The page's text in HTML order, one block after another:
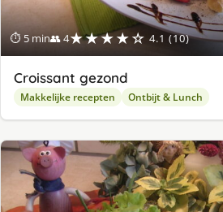
⏱ 5 min👥 4★★★★☆ 4.1 (10)
Croissant gezond
Makkelijke recepten Ontbijt & Lunch